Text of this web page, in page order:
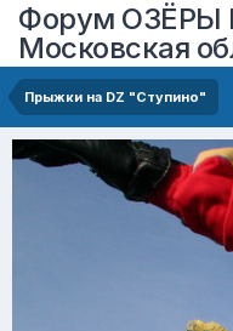
Форум ОЗЁРЫ
Московская
Прыжки на DZ "Ступино"